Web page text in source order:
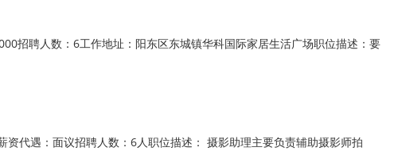
招聘人数：6工作地址：阳东区东城镇华科国际家居生活广场职位描述：要
代遇：面议招聘人数：6人职位描述： 摄影助理主要负责辅助摄影师拍